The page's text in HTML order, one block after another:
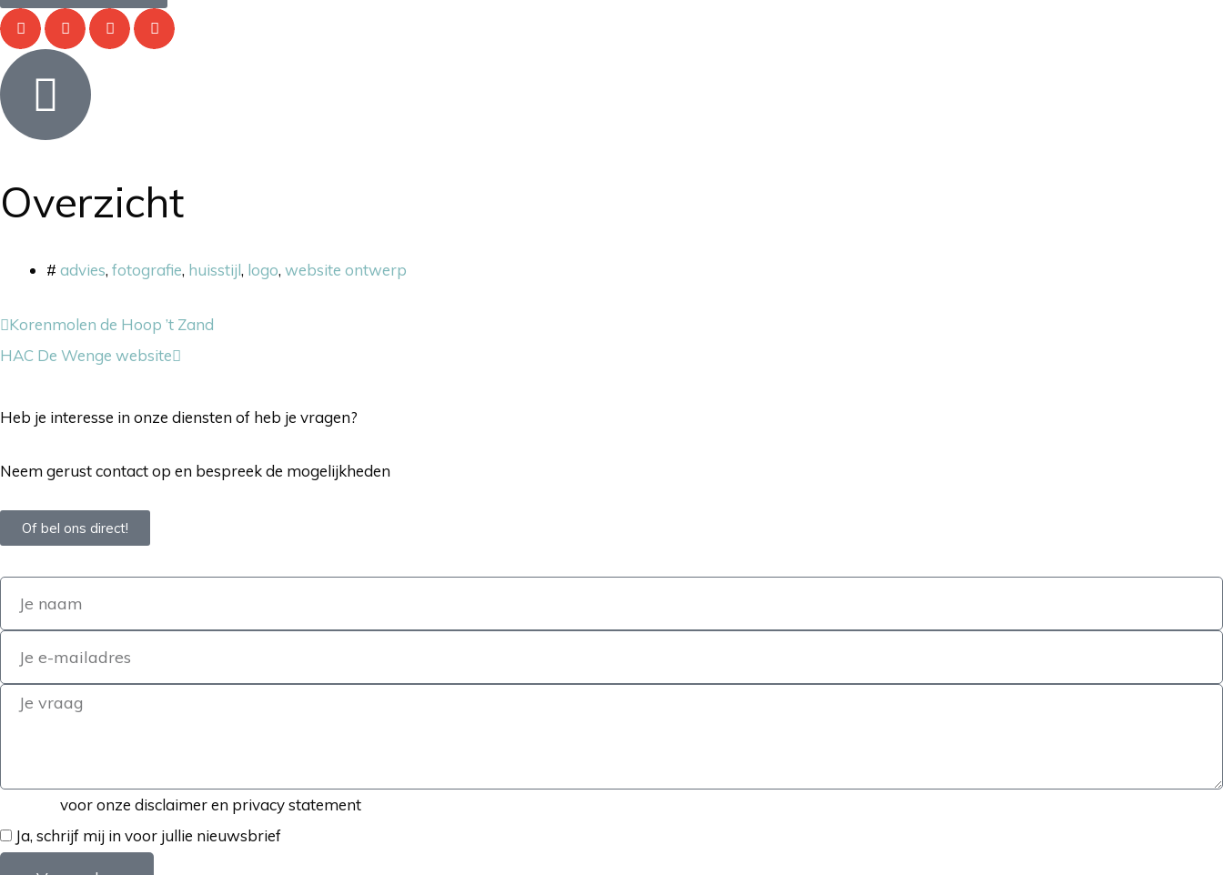
Overzicht
# advies, fotografie, huisstijl, logo, website ontwerp
Korenmolen de Hoop ’t Zand
HAC De Wenge website
Heb je interesse in onze diensten of heb je vragen?
Neem gerust contact op en bespreek de mogelijkheden
Of bel ons direct!
voor onze disclaimer en privacy statement
Ja, schrijf mij in voor jullie nieuwsbrief